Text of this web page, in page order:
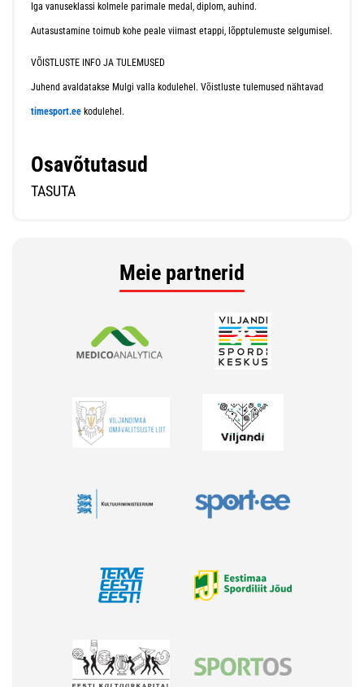
Iga vanuseklassi kolmele parimale medal, diplom, auhind.
Autasustamine toimub kohe peale viimast etappi, lõpptulemuste selgumisel.
VÕISTLUSTE INFO JA TULEMUSED
Juhend avaldatakse Mulgi valla kodulehel. Võistluste tulemused nähtavad
timesport.ee kodulehel.
Osavõtutasud
TASUTA
Meie partnerid